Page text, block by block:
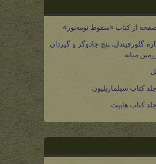
گلورفیندل، پنج جادوگر و گیردان
کتاب سیلماریلیون
کتاب هابیت